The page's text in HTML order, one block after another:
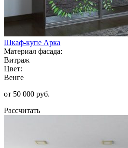
Шкаф-купе Арка
Материал фасада:
Витраж
Цвет:
Венге
от 50 000 руб.
Рассчитать